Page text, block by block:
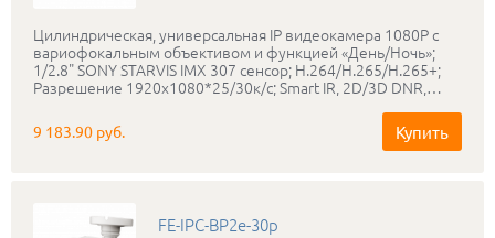
Цилиндрическая, универсальная IP видеокамера 1080P с
вариофокальным объективом и функцией «День/Ночь»;
1/2.8" SONY STARVIS IMX 307 сенсор; Н.264/H.265/H.265+;
Разрешение 1920х1080*25/30к/с; Smart IR, 2D/3D DNR,
ИК подсветки до 50 метров; Протокол ONVIF, RTSP, P2P;
Аудио вход/выход; Мобильные платформы Android/IOS;
9 183.90 руб. Купить
FE-IPC-BP2e-30p